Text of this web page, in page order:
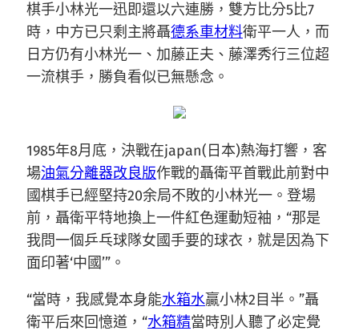
棋手小林光一迅即還以六連勝，雙方比分5比7
時，中方已只剩主將聶德系車材料衛平一人，而
日方仍有小林光一、加藤正夫、藤澤秀行三位超
一流棋手，勝負看似已無懸念。
1985年8月底，決戰在japan(日本)熱海打響，客
場油氣分離器改良版作戰的聶衛平首戰此前對中
國棋手已經堅持20余局不敗的小林光一。登場
前，聶衛平特地換上一件紅色運動短袖，“那是
我問一個乒乓球隊女國手要的球衣，就是因為下
面印著‘中國’”。
“當時，我感覺本身能水箱水贏小林2目半。”聶
衛平后來回憶道，“水箱精當時別人聽了必定覺